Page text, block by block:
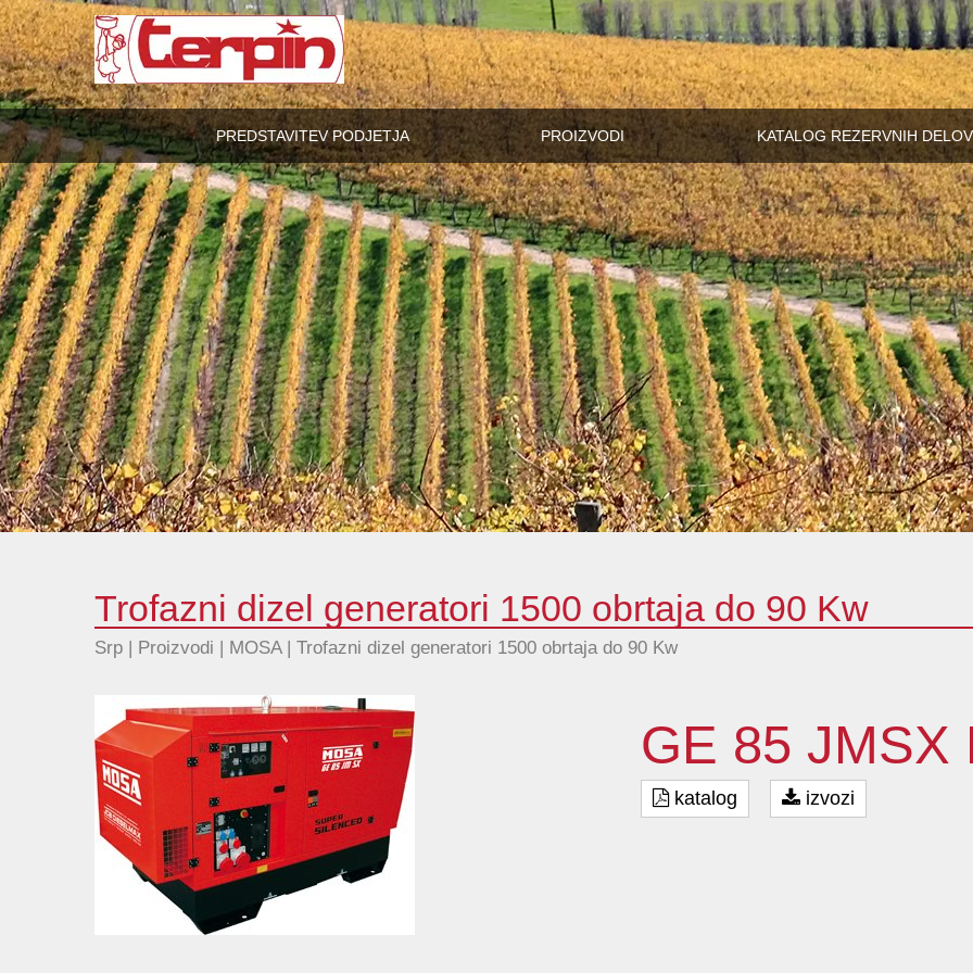
PREDSTAVITEV PODJETJA PROIZVODI KATALOG REZERVNIH DELOV
Trofazni dizel generatori 1500 obrtaja do 90 Kw
Srp | Proizvodi | MOSA| Trofazni dizel generatori 1500 obrtaja do 90 Kw
GE 85 JMSX
katalog izvozi